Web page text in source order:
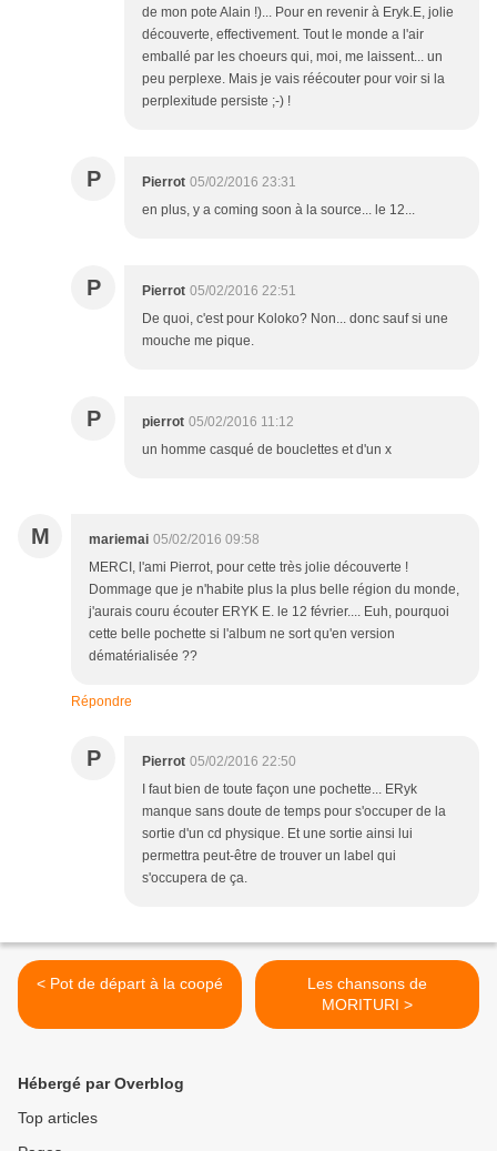
de mon pote Alain !)... Pour en revenir à Eryk.E, jolie
découverte, effectivement. Tout le monde a l'air
emballé par les choeurs qui, moi, me laissent... un
peu perplexe. Mais je vais réécouter pour voir si la
perplexitude persiste ;-) !
P Pierrot 05/02/2016 23:31
en plus, y a coming soon à la source... le 12...
P Pierrot 05/02/2016 22:51
De quoi, c'est pour Koloko? Non... donc sauf si une
mouche me pique.
P pierrot 05/02/2016 11:12
un homme casqué de bouclettes et d'un x
M mariemai 05/02/2016 09:58
MERCI, l'ami Pierrot, pour cette très jolie découverte !
Dommage que je n'habite plus la plus belle région du monde,
j'aurais couru écouter ERYK E. le 12 février.... Euh, pourquoi
cette belle pochette si l'album ne sort qu'en version
dématérialisée ??
Répondre
P Pierrot 05/02/2016 22:50
I faut bien de toute façon une pochette... ERyk
manque sans doute de temps pour s'occuper de la
sortie d'un cd physique. Et une sortie ainsi lui
permettra peut-être de trouver un label qui
s'occupera de ça.
< Pot de départ à la coopé
Les chansons de
MORITURI >
Hébergé par Overblog
Top articles